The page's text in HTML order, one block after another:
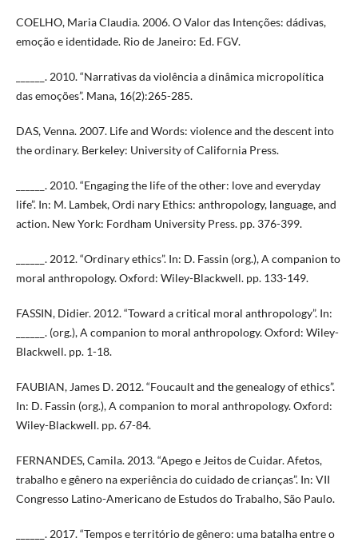
COELHO, Maria Claudia. 2006. O Valor das Intenções: dádivas,
emoção e identidade. Rio de Janeiro: Ed. FGV.
______. 2010. “Narrativas da violência a dinâmica micropolítica
das emoções”. Mana, 16(2):265-285.
DAS, Venna. 2007. Life and Words: violence and the descent into
the ordinary. Berkeley: University of California Press.
______. 2010. “Engaging the life of the other: love and everyday
life”. In: M. Lambek, Ordi nary Ethics: anthropology, language, and
action. New York: Fordham University Press. pp. 376-399.
______. 2012. “Ordinary ethics”. In: D. Fassin (org.), A companion to
moral anthropology. Oxford: Wiley-Blackwell. pp. 133-149.
FASSIN, Didier. 2012. “Toward a critical moral anthropology”. In:
______. (org.), A companion to moral anthropology. Oxford: Wiley-
Blackwell. pp. 1-18.
FAUBIAN, James D. 2012. “Foucault and the genealogy of ethics”.
In: D. Fassin (org.), A companion to moral anthropology. Oxford:
Wiley-Blackwell. pp. 67-84.
FERNANDES, Camila. 2013. “Apego e Jeitos de Cuidar. Afetos,
trabalho e gênero na experiência do cuidado de crianças”. In: VII
Congresso Latino-Americano de Estudos do Trabalho, São Paulo.
______. 2017. “Tempos e território de gênero: uma batalha entre o